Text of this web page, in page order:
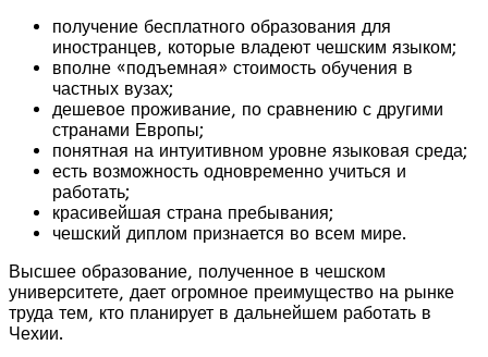
поощряет открытость,
множественность и гибкость
в развитии внутреннего
принципах независимости и
указанных в
самоуправления научного
Язык обучения:желающие
учится в Академии должны
соответствовать
вступительным
требованиям, которые
получение бесплатного образования для
иностранцев, которые владеют чешским языком;
вполне «подъемная» стоимость обучения в
частных вузах;
дешевое проживание, по сравнению с другими
странами Европы;
понятная на интуитивном уровне языковая среда;
есть возможность одновременно учиться и
работать;
красивейшая страна пребывания;
чешский диплом признается во всем мире.
Высшее образование, полученное в чешском
университете, дает огромное преимущество на рынке
труда тем, кто планирует в дальнейшем работать в
Чехии.